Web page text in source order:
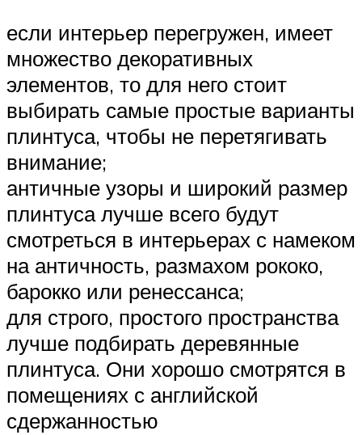
если интерьер перегружен, имеет
множество декоративных
элементов, то для него стоит
выбирать самые простые варианты
плинтуса, чтобы не перетягивать
внимание;
античные узоры и широкий размер
плинтуса лучше всего будут
смотреться в интерьерах с намеком
на античность, размахом рококо,
барокко или ренессанса;
для строго, простого пространства
лучше подбирать деревянные
плинтуса. Они хорошо смотрятся в
помещениях с английской
сдержанностью